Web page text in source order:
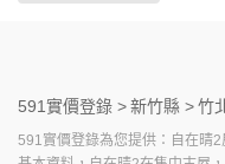
591實價登錄 >新竹縣 >竹
591實價登錄為您提供：自在晴